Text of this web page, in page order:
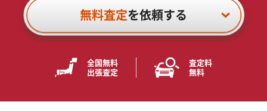
無料査定を依頼する
全国無料
出張査定
査定料
無料